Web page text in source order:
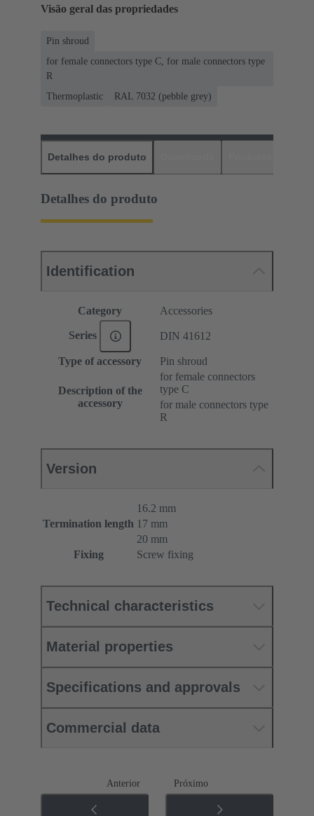
Visão geral das propriedades
Pin shroud
for female connectors type C, for male connectors type
R
Thermoplastic
RAL 7032 (pebble grey)
Detalhes do produto
Detalhes do produto
Identification
Category Accessories
Series DIN 41612
Type of accessory Pin shroud
Description of the
accessory
for female connectors
type C
for male connectors type
R
Version
Termination length
16.2 mm
17 mm
20 mm
Fixing
Screw fixing
Technical characteristics
Material properties
Specifications and approvals
Commercial data
Anterior Próximo